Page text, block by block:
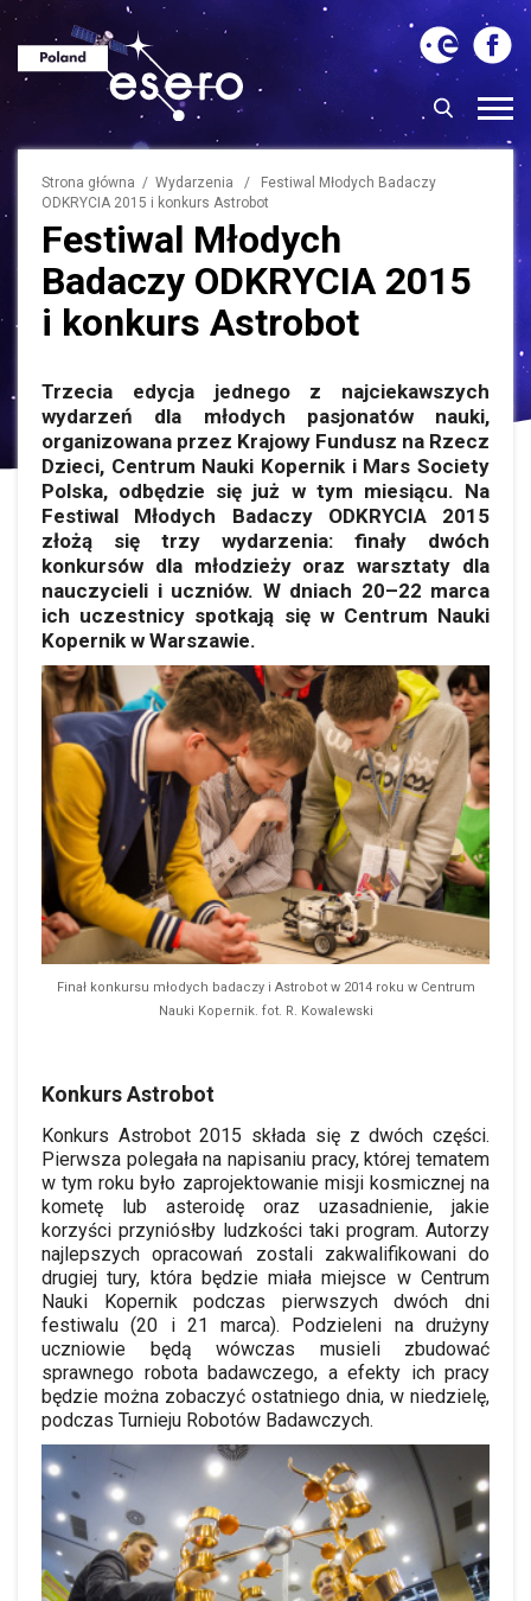
Strona główna / Wydarzenia / Festiwal Młodych Badaczy
ODKRYCIA 2015 i konkurs Astrobot
Festiwal Młodych
Badaczy ODKRYCIA 2015
i konkurs Astrobot
Trzecia edycja jednego z najciekawszych
wydarzeń dla młodych pasjonatów nauki,
organizowana przez Krajowy Fundusz na Rzecz
Dzieci, Centrum Nauki Kopernik i Mars Society
Polska, odbędzie się już w tym miesiącu. Na
Festiwal Młodych Badaczy ODKRYCIA 2015
złożą się trzy wydarzenia: finały dwóch
konkursów dla młodzieży oraz warsztaty dla
nauczycieli i uczniów. W dniach 20–22 marca
ich uczestnicy spotkają się w Centrum Nauki
Kopernik w Warszawie.
Finał konkursu młodych badaczy i Astrobot w 2014 roku w Centrum
Nauki Kopernik. fot. R. Kowalewski
Konkurs Astrobot
Konkurs Astrobot 2015 składa się z dwóch części.
Pierwsza polegała na napisaniu pracy, której tematem
w tym roku było zaprojektowanie misji kosmicznej na
kometę lub asteroidę oraz uzasadnienie, jakie
korzyści przyniósłby ludzkości taki program. Autorzy
najlepszych opracowań zostali zakwalifikowani do
drugiej tury, która będzie miała miejsce w Centrum
Nauki Kopernik podczas pierwszych dwóch dni
festiwalu (20 i 21 marca). Podzieleni na drużyny
uczniowie będą wówczas musieli zbudować
sprawnego robota badawczego, a efekty ich pracy
będzie można zobaczyć ostatniego dnia, w niedzielę,
podczas Turnieju Robotów Badawczych.